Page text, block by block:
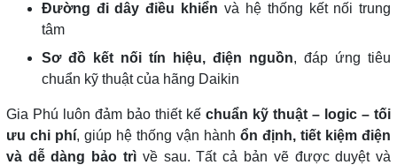
Đường đi dây điều khiển và hệ thống kết nối trung
tâm
Sơ đồ kết nối tín hiệu, điện nguồn, đáp ứng tiêu
chuẩn kỹ thuật của hãng Daikin
Gia Phú luôn đảm bảo thiết kếchuẩn kỹ thuật – logic – tối
ưu chi phí, giúp hệ thống vận hànhổn định, tiết kiệm điện
và dễ dàng bảo trìvề sau. Tất cả bản vẽ được duyệt và